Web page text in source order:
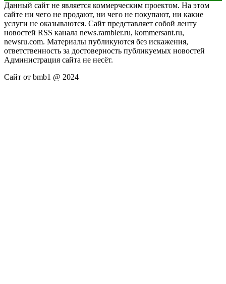
Данный сайт не является коммерческим проектом. На этом
сайте ни чего не продают, ни чего не покупают, ни какие
услуги не оказываются. Сайт представляет собой ленту
новостей RSS канала news.rambler.ru, kommersant.ru,
newsru.com. Материалы публикуются без искажения,
ответственность за достоверность публикуемых новостей
Администрация сайта не несёт.
Сайт от bmb1 @ 2024